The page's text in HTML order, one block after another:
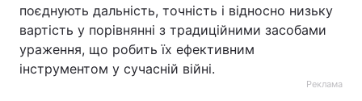
поєднують дальність, точність і відносно низьку
вартість у порівнянні з традиційними засобами
ураження, що робить їх ефективним
інструментом у сучасній війні.
Реклама